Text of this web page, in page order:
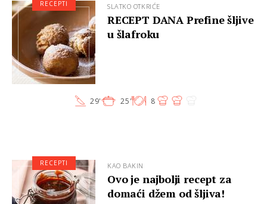
SLATKO OTKRIĆE
RECEPT DANA Prefine šljive
u šlafroku
29' 25' 8
RECEPTI
KAO BAKIN
Ovo je najbolji recept za
domaći džem od šljiva!
RECEPTI